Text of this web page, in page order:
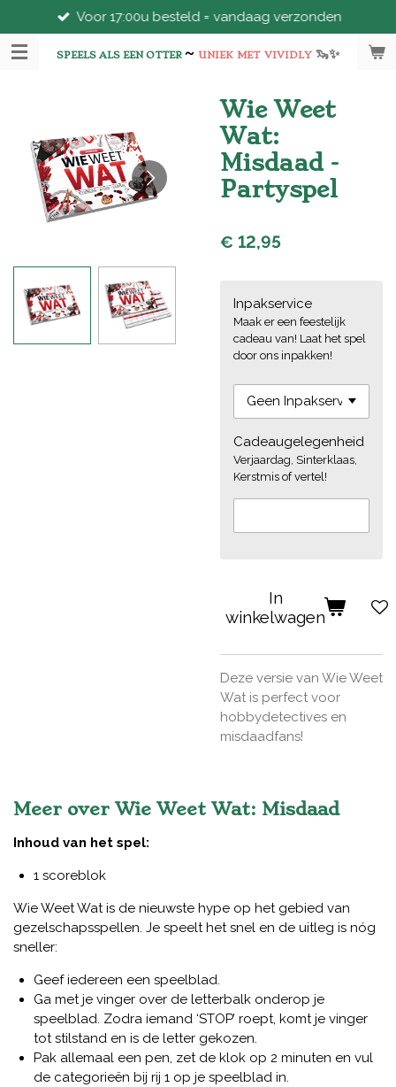
direct
naar
SPEELS ALS EEN OTTER~ UNIEK MET VIVIDLY 🦦✨
Voor 17:00u besteld = vandaag verzonden
Wie Weet
Wat:
Misdaad -
Partyspel
€ 12,95
Inpakservice
Maak er een feestelijk
cadeau van! Laat het spel
door ons inpakken!
Cadeaugelegenheid
Verjaardag, Sinterklaas,
Kerstmis of vertel!
In
winkelwagen
Deze versie van Wie Weet
Wat is perfect voor
hobbydetectives en
misdaadfans!
Meer over Wie Weet Wat: Misdaad
Inhoud van het spel:
1 scoreblok
Wie Weet Wat is de nieuwste hype op het gebied van
gezelschapsspellen. Je speelt het snel en de uitleg is nóg
sneller:
Geef iedereen een speelblad.
Ga met je vinger over de letterbalk onderop je
speelblad. Zodra iemand ‘STOP’ roept, komt je vinger
tot stilstand en is de letter gekozen.
Pak allemaal een pen, zet de klok op 2 minuten en vul
de categorieën bij rij 1 op je speelblad in.